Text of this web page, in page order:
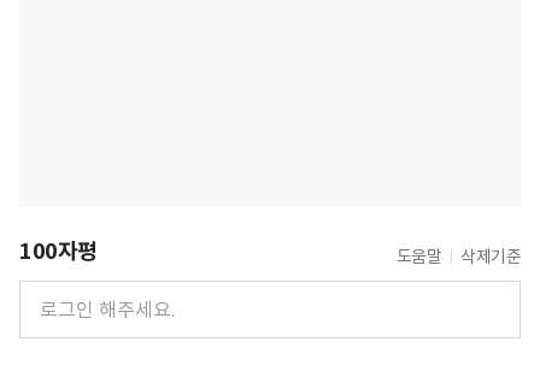
100자평 도움말 삭제기준